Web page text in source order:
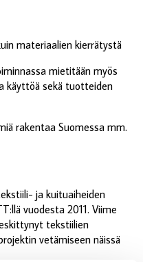
materiaalien kierrätystä
mietitään myös
käyttöä sekä tuotteiden
rakentaa Suomessa mm.
ja kuituaiheiden
vuodesta 2011. Viime
tekstiilien
vetämiseen näissä